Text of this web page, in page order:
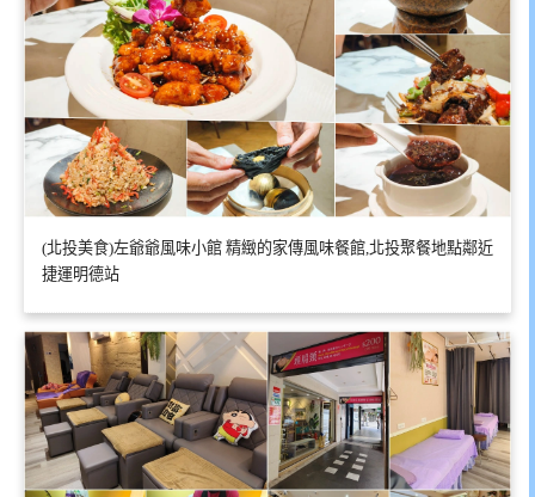
(北投美食)左爺爺風味小館 精緻的家傳風味餐館,北投聚餐地點鄰近
捷運明德站